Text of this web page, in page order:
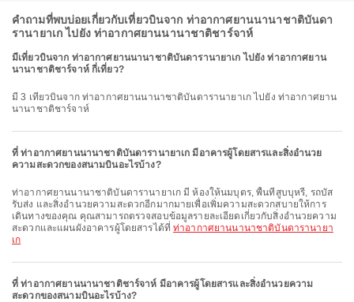
คำถามที่พบบ่อยเกี่ยวกับเที่ยวบินจาก ท่าอากาศยานนานาชาติบันดา
รานายาเก ไปยัง ท่าอากาศยานนานาชาติชาร์จาห์
มีเที่ยวบินจาก ท่าอากาศยานนานาชาติบันดารานายาเก ไปยัง ท่าอากาศยาน
นานาชาติชาร์จาห์ กี่เที่ยว?
มี 3 เที่ยวบินจาก ท่าอากาศยานนานาชาติบันดารานายาเก ไปยัง ท่าอากาศยาน
นานาชาติชาร์จาห์
ที่ ท่าอากาศยานนานาชาติบันดารานายาเก มีอาคารผู้โดยสารและสิ่งอำนวย
ความสะดวกของสนามบินอะไรบ้าง?
ท่าอากาศยานนานาชาติบันดารานายาเก มี ห้องให้นมบุตร, พื้นที่สูบบุหรี่, รถบัส
รับส่ง และสิ่งอำนวยความสะดวกอีกมากมายเพื่อเพิ่มความสะดวกสบายให้การ
เดินทางของคุณ คุณสามารถตรวจสอบข้อมูลรายละเอียดเกี่ยวกับสิ่งอำนวยความ
สะดวกและแผนผังอาคารผู้โดยสารได้ที่ท่าอากาศยานนานาชาติบันดารานายา
เก
ที่ ท่าอากาศยานนานาชาติชาร์จาห์ มีอาคารผู้โดยสารและสิ่งอำนวยความ
สะดวกของสนามบินอะไรบ้าง?